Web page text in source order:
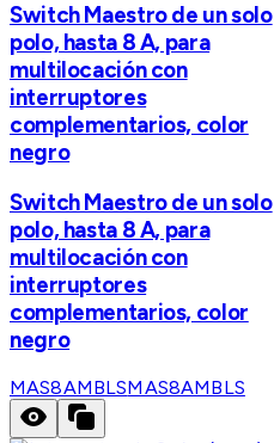
Switch Maestro de un solo
polo, hasta 8 A, para
multilocación con
interruptores
complementarios, color
negro
Switch Maestro de un solo
polo, hasta 8 A, para
multilocación con
interruptores
complementarios, color
negro
MAS8AMBLSMAS8AMBLS